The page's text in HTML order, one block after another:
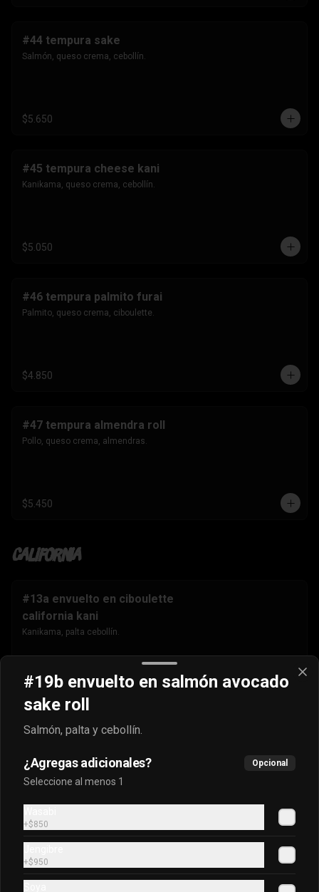
#44 tempura sake
Salmón, queso crema, cebollín.
$5.650
#45 tempura cheese kani
Kanikama, queso crema, cebollín.
$5.050
#46 tempura palmito furai
Palmito, queso crema, ciboulette.
$4.850
#47 tempura almendra roll
Pollo, queso crema, almendras.
$5.450
California
#13a envuelto en ciboulette
california kani
Kanikama, palta cebollín.
$4.500
#13b envuelto en masago
Kanikama, palta cebollín.
$4.500
#13c envuelto en sésamo
california kani
#19b envuelto en salmón avocado
sake roll
Salmón, palta y cebollín.
¿Agregas adicionales? Opcional
Seleccione al menos 1
+$850
+$950